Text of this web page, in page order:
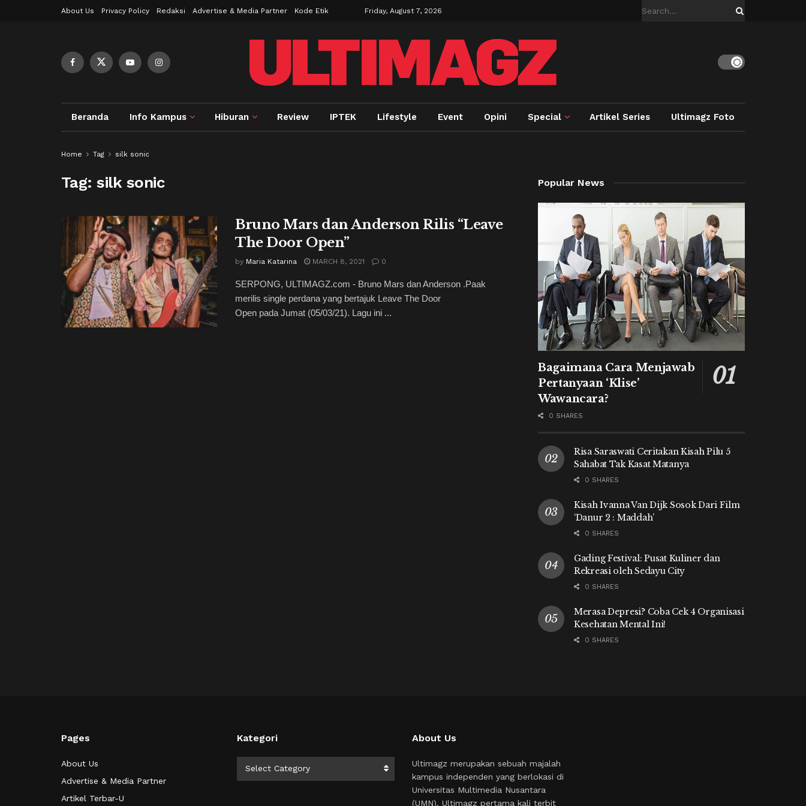
About Us Privacy Policy Redaksi Advertise & Media Partner Kode Etik Friday, August 7, 2026
Beranda Info Kampus Hiburan Review IPTEK Lifestyle Event Opini Special Artikel Series Ultimagz Foto
Home Tag silk sonic
Tag:silk sonic
Bruno Mars dan Anderson Rilis “Leave
The Door Open”
by Maria Katarina MARCH 8, 2021 0
SERPONG, ULTIMAGZ.com - Bruno Mars dan Anderson .Paak
merilis single perdana yang bertajuk Leave The Door
Open pada Jumat (05/03/21). Lagu ini ...
Popular News
Bagaimana Cara Menjawab
Pertanyaan ‘Klise’
Wawancara?
0 SHARES
Risa Saraswati Ceritakan Kisah Pilu 5
Sahabat Tak Kasat Matanya
0 SHARES
Kisah Ivanna Van Dijk Sosok Dari Film
‘Danur 2 : Maddah’
0 SHARES
Gading Festival: Pusat Kuliner dan
Rekreasi oleh Sedayu City
0 SHARES
Merasa Depresi? Coba Cek 4 Organisasi
Kesehatan Mental Ini!
0 SHARES
Pages
About Us
Advertise & Media Partner
Artikel Terbar-U
Kategori
Select Category
About Us
Ultimagz merupakan sebuah majalah
kampus independen yang berlokasi di
Universitas Multimedia Nusantara
(UMN). Ultimagz pertama kali terbit